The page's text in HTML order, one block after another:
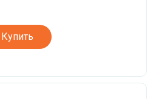
Купить